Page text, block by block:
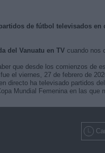
de fútbol televisados en
del Vanuatu en TV cuando nos
que desde los comienzos de
el viernes, 27 de febrero de
directo ha televisado partidos
Mundial Femenina en las